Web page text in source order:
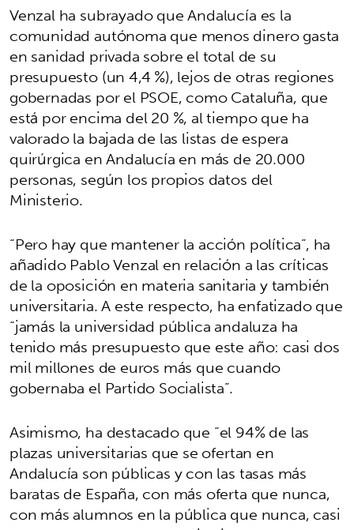
Venzal ha subrayado que Andalucía es la
comunidad autónoma que menos dinero gasta
en sanidad privada sobre el total de su
presupuesto (un 4,4 %), lejos de otras regiones
gobernadas por el PSOE, como Cataluña, que
está por encima del 20 %, al tiempo que ha
valorado la bajada de las listas de espera
quirúrgica en Andalucía en más de 20.000
personas, según los propios datos del
Ministerio.
“Pero hay que mantener la acción política”, ha
añadido Pablo Venzal en relación a las críticas
de la oposición en materia sanitaria y también
universitaria. A este respecto, ha enfatizado que
“jamás la universidad pública andaluza ha
tenido más presupuesto que este año: casi dos
mil millones de euros más que cuando
gobernaba el Partido Socialista”.
Asimismo, ha destacado que “el 94% de las
plazas universitarias que se ofertan en
Andalucía son públicas y con las tasas más
baratas de España, con más oferta que nunca,
con más alumnos en la pública que nunca, casi